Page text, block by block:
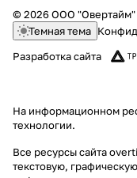
© 2026 ООО "Овертайм"
Темная тема
Разработка сайта
На информационном
технологии.
Все ресурсы сайта
текстовую,